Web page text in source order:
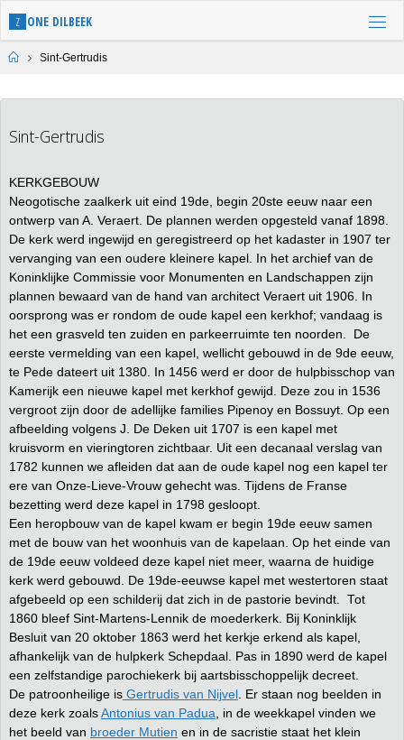
to Z ONE DILBEEK
HomeSint-Gertrudis
Sint-Gertrudis
KERKGEBOUW
Neogotische zaalkerk uit eind 19de, begin 20ste eeuw naar een
ontwerp van A. Veraert. De plannen werden opgesteld vanaf 1898.
De kerk werd ingewijd en geregistreerd op het kadaster in 1907 ter
vervanging van een oudere kleinere kapel. In het archief van de
Koninklijke Commissie voor Monumenten en Landschappen zijn
plannen bewaard van de hand van architect Veraert uit 1906. In
oorsprong was er rondom de oude kapel een kerkhof; vandaag is
het een grasveld ten zuiden en parkeerruimte ten noorden. De
eerste vermelding van een kapel, wellicht gebouwd in de 9de eeuw,
te Pede dateert uit 1380. In 1456 werd er door de hulpbisschop van
Kamerijk een nieuwe kapel met kerkhof gewijd. Deze zou in 1536
vergroot zijn door de adellijke families Pipenoy en Bossuyt. Op een
afbeelding volgens J. De Deken uit 1707 is een kapel met
kruisvorm en vieringtoren zichtbaar. Uit een decanaal verslag van
1782 kunnen we afleiden dat aan de oude kapel nog een kapel ter
ere van Onze-Lieve-Vrouw gehecht was. Tijdens de Franse
bezetting werd deze kapel in 1798 gesloopt.
Een heropbouw van de kapel kwam er begin 19de eeuw samen
met de bouw van het woonhuis van de kapelaan. Op het einde van
de 19de eeuw voldeed deze kapel niet meer, waarna de huidige
kerk werd gebouwd. De 19de-eeuwse kapel met westertoren staat
afgebeeld op een schilderij dat zich in de pastorie bevindt. Tot
1860 bleef Sint-Martens-Lennik de moederkerk. Bij Koninklijk
Besluit van 20 oktober 1863 werd het kerkje erkend als kapel,
afhankelijk van de hulpkerk Schepdaal. Pas in 1890 werd de kapel
een zelfstandige parochiekerk bij aartsbisschoppelijk decreet.
De patroonheilige isGertrudis van Nijvel. Er staan nog beelden in
deze kerk zoals Antonius van Padua , in de weekkapel vinden we
het beeld van broeder Mutien en in de sacristie staat het klein